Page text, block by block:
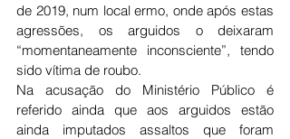
de 2019, num local ermo, onde após estas
agressões, os arguidos o deixaram
“momentaneamente inconsciente”, tendo
sido vítima de roubo.
Na acusação do Ministério Público é
referido ainda que aos arguidos estão
ainda imputados assaltos que foram